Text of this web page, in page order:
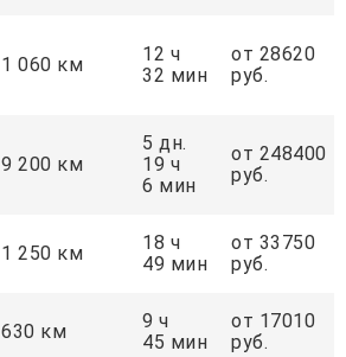
1 060 км
12 ч
32 мин
от 28620
руб.
9 200 км
5 дн.
19 ч
6 мин
от 248400
руб.
1 250 км
18 ч
49 мин
от 33750
руб.
630 км
9 ч
45 мин
от 17010
руб.